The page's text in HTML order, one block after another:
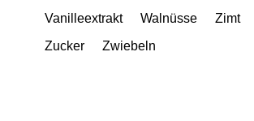
Vanilleextrakt
Walnüsse Zimt
Zucker
Zwiebeln